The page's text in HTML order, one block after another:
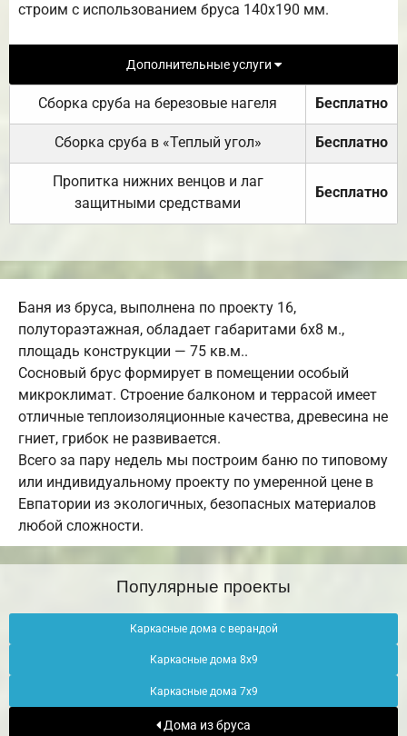
строим с использованием бруса 140х190 мм.
Дополнительные услуги
Сборка сруба на березовые нагеля Бесплатно
Сборка сруба в «Теплый угол» Бесплатно
Пропитка нижних венцов и лаг
защитными средствами
Бесплатно
Баня из бруса, выполнена по проекту 16,
полутораэтажная, обладает габаритами 6х8 м.,
площадь конструкции — 75 кв.м..
Сосновый брус формирует в помещении особый
микроклимат. Строение балконом и террасой имеет
отличные теплоизоляционные качества, древесина не
гниет, грибок не развивается.
Всего за пару недель мы построим баню по типовому
или индивидуальному проекту по умеренной цене в
Евпатории из экологичных, безопасных материалов
любой сложности.
Популярные проекты
Каркасные дома с верандой
Каркасные дома 8х9
Каркасные дома 7х9
Дома из бруса